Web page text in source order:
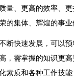
量、更高的效率、
的集体、辉煌的事业
断快速发展，可以
，需掌握的知识更
素质和各种工作技